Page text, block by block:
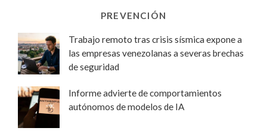
PREVENCIÓN
Trabajo remoto tras crisis sísmica expone a
las empresas venezolanas a severas brechas
de seguridad
Informe advierte de comportamientos
autónomos de modelos de IA